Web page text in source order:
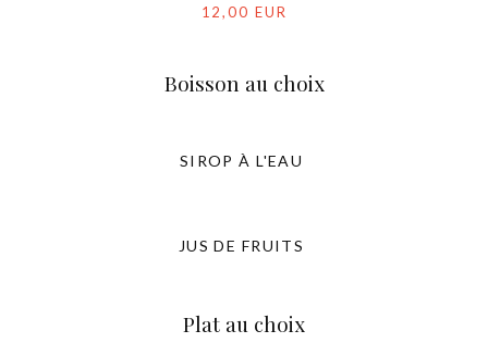
12,00 EUR
Boisson au choix
SIROP À L'EAU
JUS DE FRUITS
Plat au choix